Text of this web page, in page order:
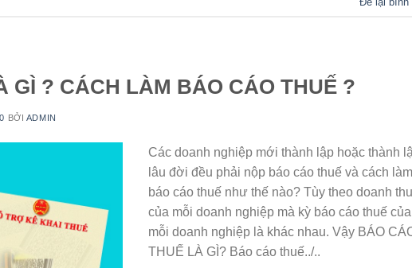
GÌ ? CÁCH LÀM BÁO CÁO THUẾ ?
BỞI ADMIN
Các doanh nghiệp mới thành lập hoặc thành
lâu đời đều phải nộp báo cáo thuế và cách làm
báo cáo thuế như thế nào? Tùy theo doanh thu
của mỗi doanh nghiệp mà kỳ báo cáo thuế của
mỗi doanh nghiệp là khác nhau. Vậy BÁO
THUẾ LÀ GÌ? Báo cáo thuế../..